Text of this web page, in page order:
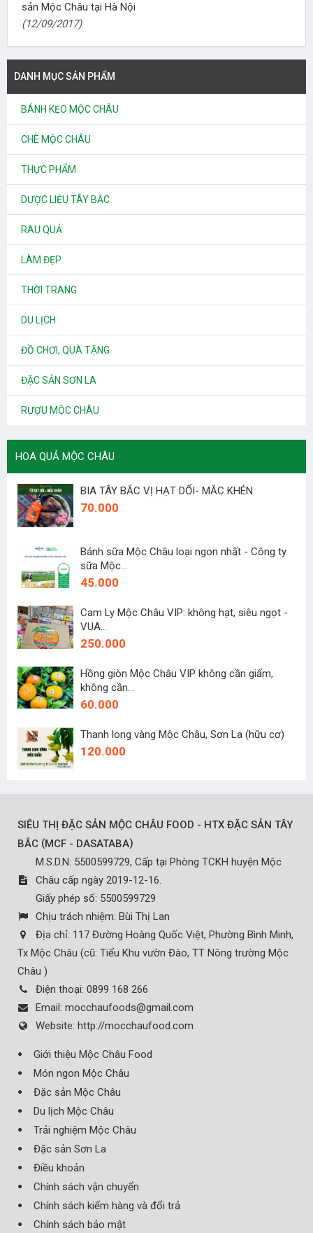
sản Mộc Châu tại Hà Nội
(12/09/2017)
DANH MỤC SẢN PHẨM
BÁNH KẸO MỘC CHÂU
CHÈ MỘC CHÂU
THỰC PHẨM
DƯỢC LIỆU TÂY BẮC
RAU QUẢ
LÀM ĐẸP
THỜI TRANG
DU LỊCH
ĐỒ CHƠI, QUÀ TẶNG
ĐẶC SẢN SƠN LA
RƯỢU MỘC CHÂU
HOA QUẢ MỘC CHÂU
BIA TÂY BẮC VỊ HẠT DỔI- MẮC KHÉN
70.000
Bánh sữa Mộc Châu loại ngon nhất - Công ty
sữa Mộc...
45.000
Cam Ly Mộc Châu VIP: không hạt, siêu ngọt -
VUA...
250.000
Hồng giòn Mộc Châu VIP không cần giấm,
không cần...
60.000
Thanh long vàng Mộc Châu, Sơn La (hữu cơ)
120.000
SIÊU THỊ ĐẶC SẢN MỘC CHÂU FOOD - HTX ĐẶC SẢN TÂY
BẮC (MCF - DASATABA)
M.S.D.N: 5500599729, Cấp tại Phòng TCKH huyện Mộc
Châu cấp ngày 2019-12-16.
Giấy phép số: 5500599729
Chịu trách nhiệm: Bùi Thị Lan
Địa chỉ: 117 Đường Hoàng Quốc Việt, Phường Bình Minh,
Tx Mộc Châu (cũ: Tiểu Khu vườn Đào, TT Nông trường Mộc
Châu )
Điện thoại: 0899 168 266
Email: mocchaufoods@gmail.com
Website: http://mocchaufood.com
Giới thiệu Mộc Châu Food
Món ngon Mộc Châu
Đặc sản Mộc Châu
Du lịch Mộc Châu
Trải nghiệm Mộc Châu
Đặc sản Sơn La
Điều khoản
Chính sách vận chuyển
Chính sách kiểm hàng và đổi trả
Chính sách bảo mật